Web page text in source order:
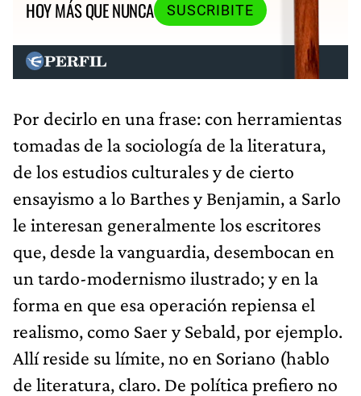
HOY MÁS QUE NUNCA SUSCRIBITE
Por decirlo en una frase: con herramientas
tomadas de la sociología de la literatura,
de los estudios culturales y de cierto
ensayismo a lo Barthes y Benjamin, a Sarlo
le interesan generalmente los escritores
que, desde la vanguardia, desembocan en
un tardo-modernismo ilustrado; y en la
forma en que esa operación repiensa el
realismo, como Saer y Sebald, por ejemplo.
Allí reside su límite, no en Soriano (hablo
de literatura, claro. De política prefiero no